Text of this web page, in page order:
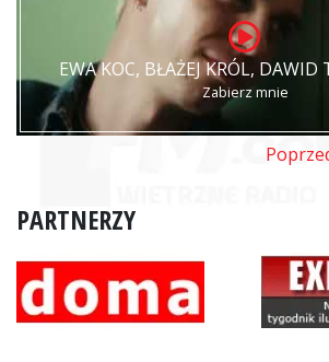
EWA KOC, BŁAŻEJ KRÓL, DAWID
Zabierz mnie
PARTNERZY